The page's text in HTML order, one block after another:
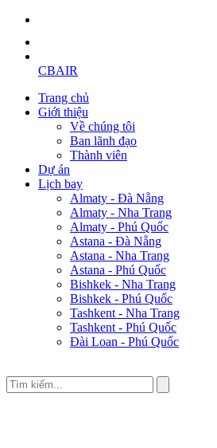
CBAIR
Trang chủ
Giới thiệu
Về chúng tôi
Ban lãnh đạo
Thành viên
Dự án
Lịch bay
Almaty - Đà Nẵng
Almaty - Nha Trang
Almaty - Phú Quốc
Astana - Đà Nẵng
Astana - Nha Trang
Astana - Phú Quốc
Bishkek - Nha Trang
Bishkek - Phú Quốc
Tashkent - Nha Trang
Tashkent - Phú Quốc
Đài Loan - Phú Quốc